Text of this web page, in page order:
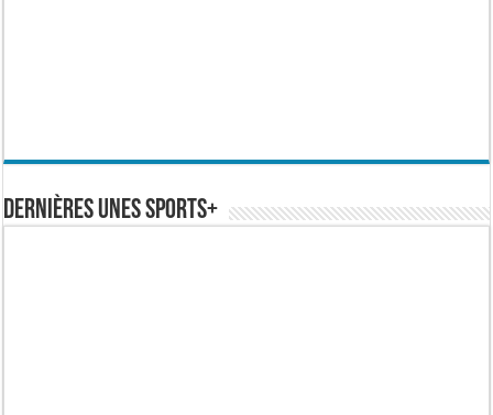
Dernières Unes Sports+